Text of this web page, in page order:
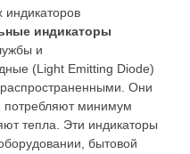
индикаторов
индикаторы
и
(Light Emitting Diode)
Они
потребляют минимум
тепла. Эти индикаторы
бытовой